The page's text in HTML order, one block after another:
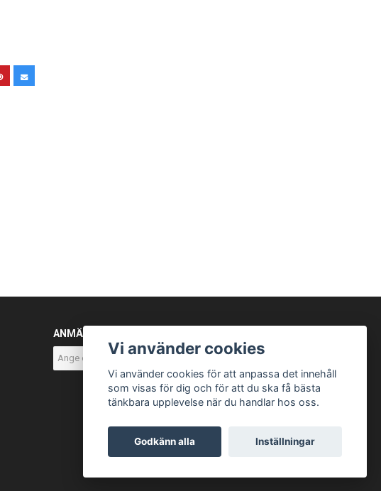
ANMÄL DIG TILL VÅRT NYHETSBREV
Prenumerera
Vi använder cookies
Vi använder cookies för att anpassa det innehåll
som visas för dig och för att du ska få bästa
tänkbara upplevelse när du handlar hos oss.
Godkänn alla Inställningar